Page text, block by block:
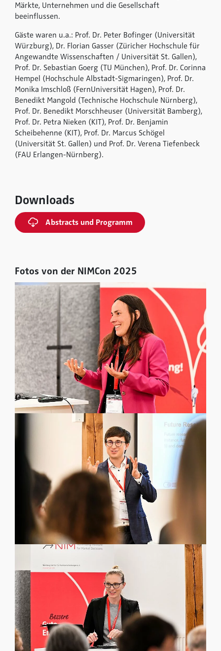
Märkte, Unternehmen und die Gesellschaft
beeinflussen.
Gäste waren u.a.: Prof. Dr. Peter Bofinger (Universität
Würzburg), Dr. Florian Gasser (Züricher Hochschule für
Angewandte Wissenschaften / Universität St. Gallen),
Prof. Dr. Sebastian Goerg (TU München), Prof. Dr. Corinna
Hempel (Hochschule Albstadt-Sigmaringen), Prof. Dr.
Monika Imschloß (FernUniversität Hagen), Prof. Dr.
Benedikt Mangold (Technische Hochschule Nürnberg),
Prof. Dr. Benedikt Morschheuser (Universität Bamberg),
Prof. Dr. Petra Nieken (KIT), Prof. Dr. Benjamin
Scheibehenne (KIT), Prof. Dr. Marcus Schögel
(Universität St. Gallen) und Prof. Dr. Verena Tiefenbeck
(FAU Erlangen-Nürnberg).
Downloads
Abstracts und Programm
Fotos von der NIMCon 2025